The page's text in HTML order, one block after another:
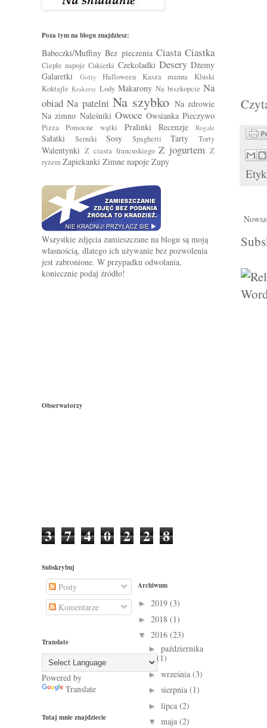
Poza tym na blogu znajdziesz:
Babeczki/Muffiny Bez pieczenia Ciasta Ciastka
Ciepłe napoje Cukierki Czekoladki Desery Dżemy
Galaretki
Gofry Halloween Kasza manna
Kluski
Koktajle Krakersy Lody Makarony Na biszkopcie Na
obiad Na patelni Na szybko Na zdrowie
Na zimno Naleśniki Owoce Owsianka Pieczywo
Pizza Pomocne wątki Pralinki Recenzje Rogale
Sałatki Serniki Sosy Spaghetti Tarty Torty
Walentynki Z ciasta francuskiego Z jogurtem Z
ryżemZapiekanki Zimne napoje Zupy
Wszystkie zdjęcia zamieszczane na blogu są moją
własnością, dlatego ich używanie bez pozwolenia
jest zabronione. W przypadku odwołania,
koniecznie podaj źródło!
Obserwatorzy
3 7 4 0 2 2 8
Subskrybuj
Posty
Komentarze
Translate
Powered by
Translate
Tutaj mnie znajdziecie
Archiwum
► 2019 (3)
► 2018 (1)
▼ 2016 (23)
► października
(1)
► września (3)
► sierpnia (1)
► lipca (2)
▼ maja (2)